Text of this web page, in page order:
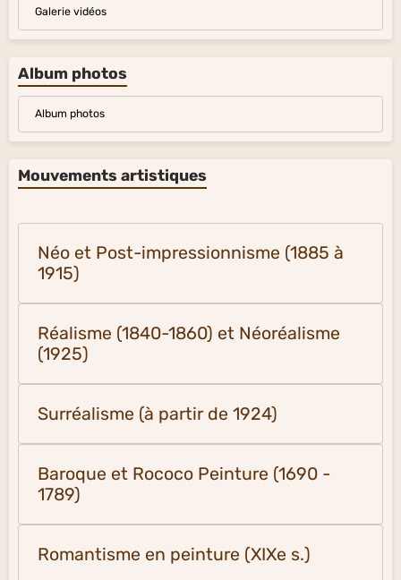
Galerie vidéos
Album photos
Album photos
Mouvements artistiques
Néo et Post-impressionnisme (1885 à
1915)
Réalisme (1840-1860) et Néoréalisme
(1925)
Surréalisme (à partir de 1924)
Baroque et Rococo Peinture (1690 -
1789)
Romantisme en peinture (XIXe s.)